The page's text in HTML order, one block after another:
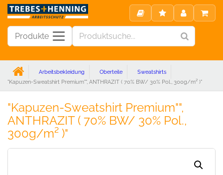
Produkte
Arbeitsbekleidung Oberteile
Sweatshirts
"Kapuzen-Sweatshirt Premium"", ANTHRAZIT ( 70% BW/ 30% Pol., 300g/m² )"
"Kapuzen-Sweatshirt Premium"",
ANTHRAZIT ( 70% BW/ 30% Pol.,
300g/m² )"